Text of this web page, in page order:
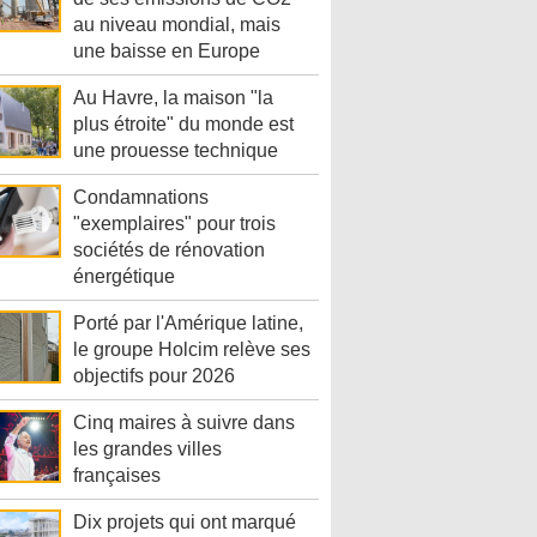
au niveau mondial, mais
une baisse en Europe
Au Havre, la maison "la
plus étroite" du monde est
une prouesse technique
Condamnations
"exemplaires" pour trois
sociétés de rénovation
énergétique
Porté par l'Amérique latine,
le groupe Holcim relève ses
objectifs pour 2026
Cinq maires à suivre dans
les grandes villes
françaises
Dix projets qui ont marqué